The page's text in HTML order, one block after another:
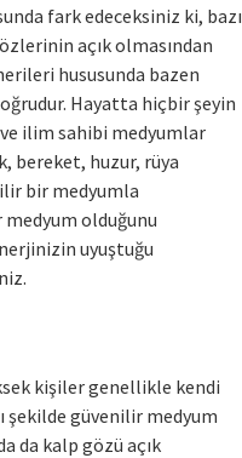
fark edeceksiniz ki, bazı
açık olmasından
hususunda bazen
Hayatta hiçbir şeyin
ilim sahibi medyumlar
bereket, huzur, rüya
bir medyumla
olduğunu
uyuştuğu
kişiler genellikle kendi
şekilde güvenilir medyum
da kalp gözü açık